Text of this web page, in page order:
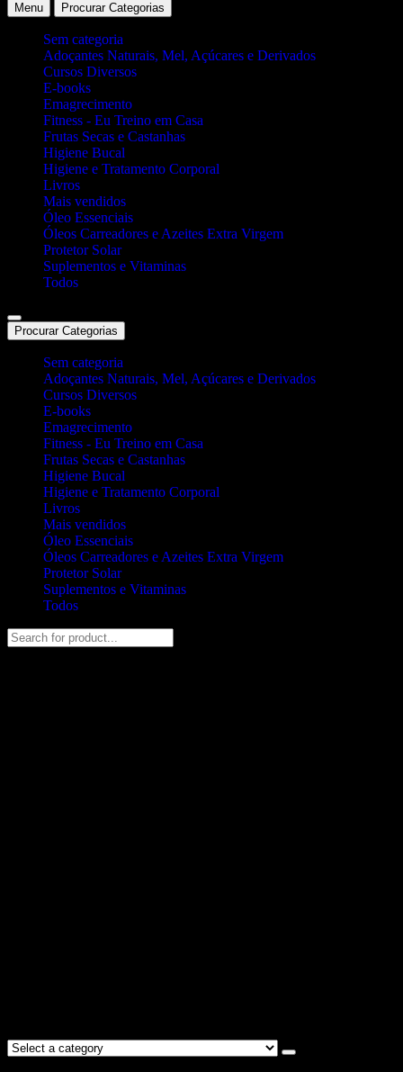
Menu Procurar Categorias
Sem categoria
Adoçantes Naturais, Mel, Açúcares e Derivados
Cursos Diversos
E-books
Emagrecimento
Fitness - Eu Treino em Casa
Frutas Secas e Castanhas
Higiene Bucal
Higiene e Tratamento Corporal
Livros
Mais vendidos
Óleo Essenciais
Óleos Carreadores e Azeites Extra Virgem
Protetor Solar
Suplementos e Vitaminas
Todos
Procurar Categorias
Sem categoria
Adoçantes Naturais, Mel, Açúcares e Derivados
Cursos Diversos
E-books
Emagrecimento
Fitness - Eu Treino em Casa
Frutas Secas e Castanhas
Higiene Bucal
Higiene e Tratamento Corporal
Livros
Mais vendidos
Óleo Essenciais
Óleos Carreadores e Azeites Extra Virgem
Protetor Solar
Suplementos e Vitaminas
Todos